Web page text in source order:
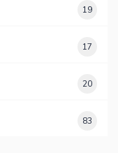
19
17
20
83